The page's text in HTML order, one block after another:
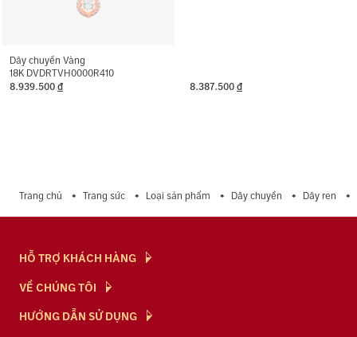
Dây chuyền Vàng
18K DVDRTVH0000R410
8.939.500 đ 8.387.500 đ
Trang chủ Trang sức Loại sản phẩm Dây chuyền Dây ren
HỖ TRỢ KHÁCH HÀNG
Hỏi & Đáp
Chính Sách
VỀ CHÚNG TÔI
NTJ Flagship
HƯỚNG DẪN SỬ DỤNG